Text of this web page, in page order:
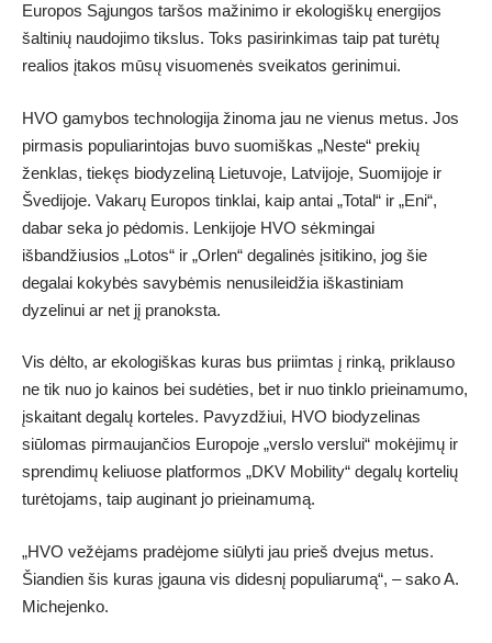
Europos Sąjungos taršos mažinimo ir ekologiškų energijos
šaltinių naudojimo tikslus. Toks pasirinkimas taip pat turėtų
realios įtakos mūsų visuomenės sveikatos gerinimui.
HVO gamybos technologija žinoma jau ne vienus metus. Jos
pirmasis populiarintojas buvo suomiškas „Neste“ prekių
ženklas, tiekęs biodyzeliną Lietuvoje, Latvijoje, Suomijoje ir
Švedijoje. Vakarų Europos tinklai, kaip antai „Total“ ir „Eni“,
dabar seka jo pėdomis. Lenkijoje HVO sėkmingai
išbandžiusios „Lotos“ ir „Orlen“ degalinės įsitikino, jog šie
degalai kokybės savybėmis nenusileidžia iškastiniam
dyzelinui ar net jį pranoksta.
Vis dėlto, ar ekologiškas kuras bus priimtas į rinką, priklauso
ne tik nuo jo kainos bei sudėties, bet ir nuo tinklo prieinamumo,
įskaitant degalų korteles. Pavyzdžiui, HVO biodyzelinas
siūlomas pirmaujančios Europoje „verslo verslui“ mokėjimų ir
sprendimų keliuose platformos „DKV Mobility“ degalų kortelių
turėtojams, taip auginant jo prieinamumą.
„HVO vežėjams pradėjome siūlyti jau prieš dvejus metus.
Šiandien šis kuras įgauna vis didesnį populiarumą“, – sako A.
Michejenko.